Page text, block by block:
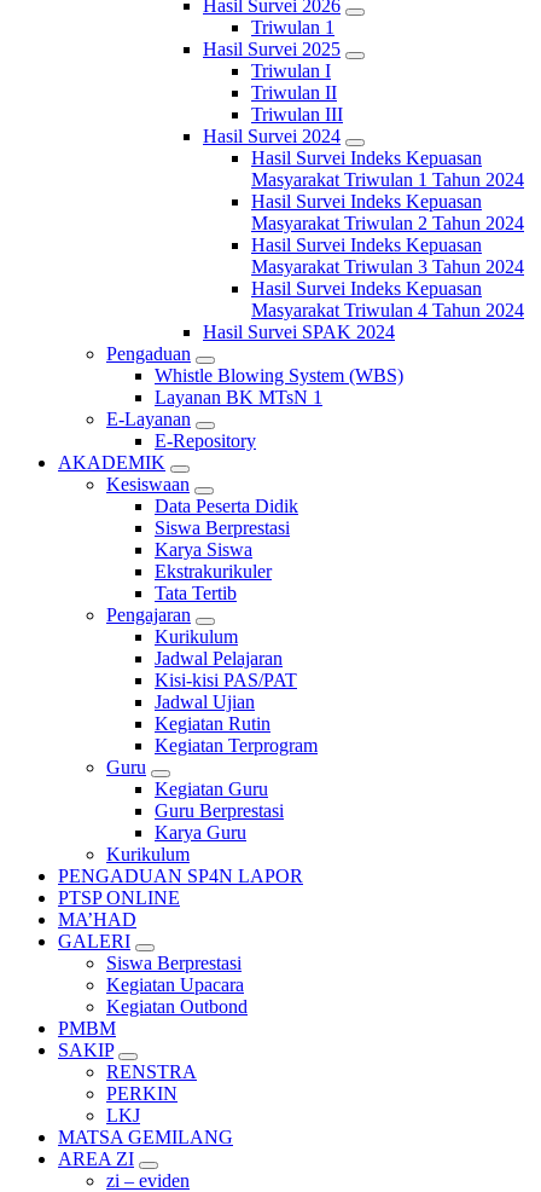
Hasil Survei 2026
Triwulan 1
Hasil Survei 2025
Triwulan I
Triwulan II
Triwulan III
Hasil Survei 2024
Hasil Survei Indeks Kepuasan
Masyarakat Triwulan 1 Tahun 2024
Hasil Survei Indeks Kepuasan
Masyarakat Triwulan 2 Tahun 2024
Hasil Survei Indeks Kepuasan
Masyarakat Triwulan 3 Tahun 2024
Hasil Survei Indeks Kepuasan
Masyarakat Triwulan 4 Tahun 2024
Hasil Survei SPAK 2024
Pengaduan
Whistle Blowing System (WBS)
Layanan BK MTsN 1
E-Layanan
E-Repository
AKADEMIK
Kesiswaan
Data Peserta Didik
Siswa Berprestasi
Karya Siswa
Ekstrakurikuler
Tata Tertib
Pengajaran
Kurikulum
Jadwal Pelajaran
Kisi-kisi PAS/PAT
Jadwal Ujian
Kegiatan Rutin
Kegiatan Terprogram
Guru
Kegiatan Guru
Guru Berprestasi
Karya Guru
Kurikulum
PENGADUAN SP4N LAPOR
PTSP ONLINE
MA’HAD
GALERI
Siswa Berprestasi
Kegiatan Upacara
Kegiatan Outbond
PMBM
SAKIP
RENSTRA
PERKIN
LKJ
MATSA GEMILANG
AREA ZI
zi – eviden